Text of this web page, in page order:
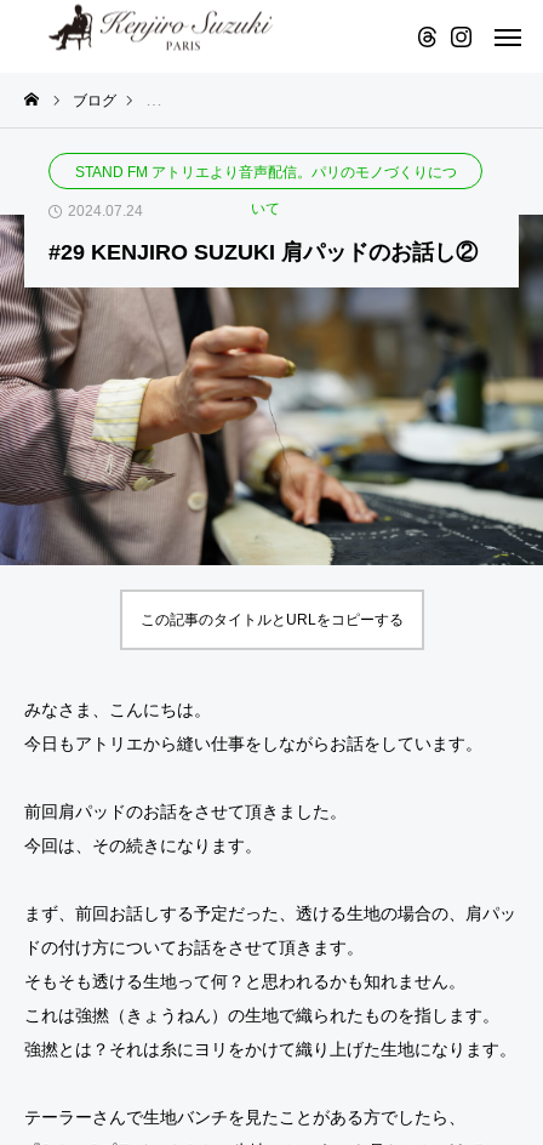
音声
信
STAND
ノづくり
について
#
4
4
K
R
O
U
Z
KI
S
af
ar
i
ャ
アトリエ
KE
NJI
RO
SU
ZU
KI
凛と
した
い服
と
アトリエ
1
0
フ
オ
ー
ダ
ー
お
し
い
て
STAND
パリのモ
ノづくり
について
#
4
4
K
O
KI
af
ar
i
ャ
ブログ STAND FM アトリエより音声配信。パリのモノづくりにつ
STAND FM アトリエより音声配信。パリのモノづくりにつ
いて
2024.07.24
#29 KENJIRO SUZUKI 肩パッドのお話し②
この記事のタイトルとURLをコピーする
みなさま、こんにちは。
今日もアトリエから縫い仕事をしながらお話をしています。
前回肩パッドのお話をさせて頂きました。
今回は、その続きになります。
まず、前回お話しする予定だった、透ける生地の場合の、肩パッ
ドの付け方についてお話をさせて頂きます。
そもそも透ける生地って何？と思われるかも知れません。
これは強撚（きょうねん）の生地で織られたものを指します。
強撚とは？それは糸にヨリをかけて織り上げた生地になります。
テーラーさんで生地バンチを見たことがある方でしたら、